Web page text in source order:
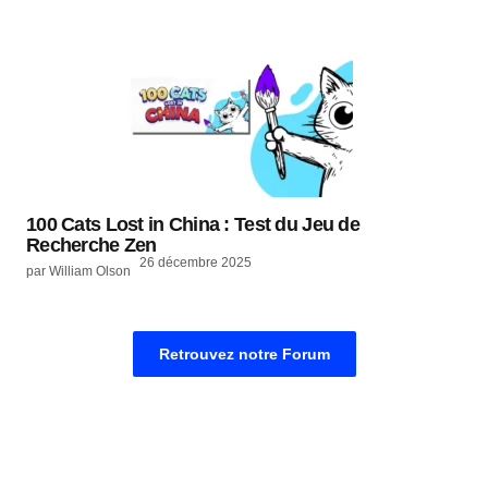
100 Cats Lost in China : Test du Jeu de
Recherche Zen
par William Olson
26 décembre 2025
Retrouvez notre Forum